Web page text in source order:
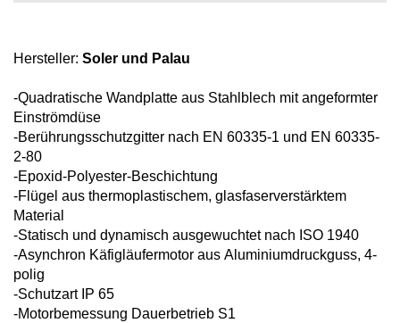
Hersteller: Soler und Palau
-Quadratische Wandplatte aus Stahlblech mit angeformter
Einströmdüse
-Berührungsschutzgitter nach EN 60335-1 und EN 60335-
2-80
-Epoxid-Polyester-Beschichtung
-Flügel aus thermoplastischem, glasfaserverstärktem
Material
-Statisch und dynamisch ausgewuchtet nach ISO 1940
-Asynchron Käfigläufermotor aus Aluminiumdruckguss, 4-
polig
-Schutzart IP 65
-Motorbemessung Dauerbetrieb S1